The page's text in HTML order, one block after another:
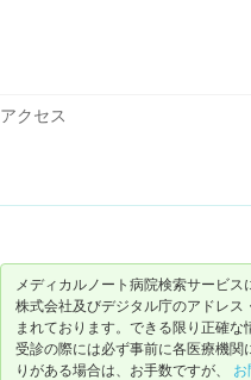
アクセス
メディカルノート病院検索サービ
株式会社及びデジタル庁のアドレ
まれております。できる限り正確
受診の際には必ず事前に各医療機
りがある場合は、お手数ですが、 お